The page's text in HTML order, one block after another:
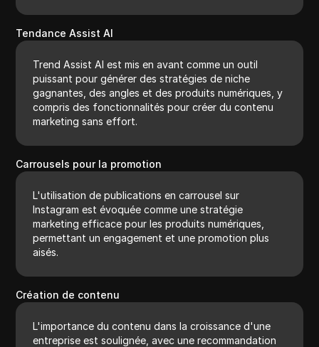
Tendance Assist AI
Trend Assist AI est mis en avant comme un outil
puissant pour générer des stratégies de niche
gagnantes, des angles et des produits numériques, y
compris des fonctionnalités pour créer du contenu
marketing sans effort.
Carrousels pour la promotion
L'utilisation de publications en carrousel sur
Instagram est évoquée comme une stratégie
marketing efficace pour les produits numériques,
permettant un engagement et une promotion plus
aisés.
Création de contenu
L'importance du contenu dans la croissance d'une
entreprise est soulignée, avec une recommandation